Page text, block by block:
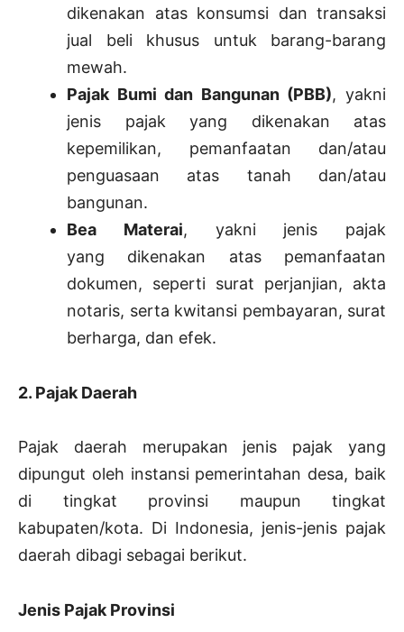
dikenakan atas konsumsi dan transaksi
jual beli khusus untuk barang-barang
mewah.
Pajak Bumi dan Bangunan (PBB), yakni
jenis pajak yang dikenakan atas
kepemilikan, pemanfaatan dan/atau
penguasaan atas tanah dan/atau
bangunan.
Bea Materai, yakni jenis pajak
yang dikenakan atas pemanfaatan
dokumen, seperti surat perjanjian, akta
notaris, serta kwitansi pembayaran, surat
berharga, dan efek.
2. Pajak Daerah
Pajak daerah merupakan jenis pajak yang
dipungut oleh instansi pemerintahan desa, baik
di tingkat provinsi maupun tingkat
kabupaten/kota. Di Indonesia, jenis-jenis pajak
daerah dibagi sebagai berikut.
Jenis Pajak Provinsi